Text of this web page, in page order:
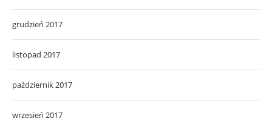
grudzień 2017
listopad 2017
październik 2017
wrzesień 2017